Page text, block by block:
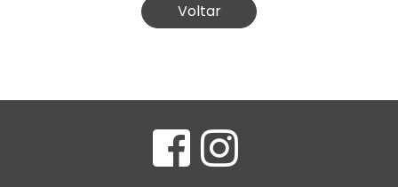
Voltar